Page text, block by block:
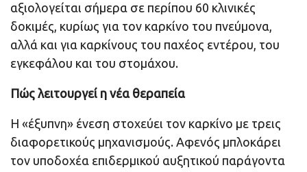
αξιολογείται σήμερα σε περίπου 60 κλινικές
δοκιμές, κυρίως για τον καρκίνο του πνεύμονα,
αλλά και για καρκίνους του παχέος εντέρου, του
εγκεφάλου και του στομάχου.
Πώς λειτουργεί η νέα θεραπεία
Η «έξυπνη» ένεση στοχεύει τον καρκίνο με τρεις
διαφορετικούς μηχανισμούς. Αφενός μπλοκάρει
τον υποδοχέα επιδερμικού αυξητικού παράγοντα